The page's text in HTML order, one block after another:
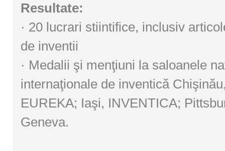
Resultate:
· 20 lucrari stiintifice, inclusiv
de inventii
· Medalii şi menţiuni la saloanele
internaţionale de inventică
EUREKA; Iaşi, INVENTICA;
Geneva.